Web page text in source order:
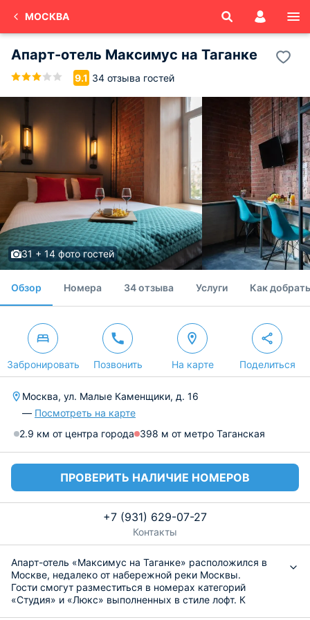
МОСКВА
Апарт-отель Максимус на Таганке
9.1 34 отзыва гостей
31 + 14 фото гостей
Обзор Номера 34 отзыва Услуги Как
Забронировать Позвонить На карте Поделиться
Москва, ул. Малые Каменщики, д. 16
— Посмотреть на карте
2.9 км от центра города 398 м от метро Таганская
ПРОВЕРИТЬ НАЛИЧИЕ НОМЕРОВ
+7 (931) 629-07-27
Контакты
Апарт-отель «Максимус на Таганке» расположился в
Москве, недалеко от набережной реки Москвы.
Гости смогут разместиться в номерах категорий
«Студия» и «Люкс» выполненных в стиле лофт. К